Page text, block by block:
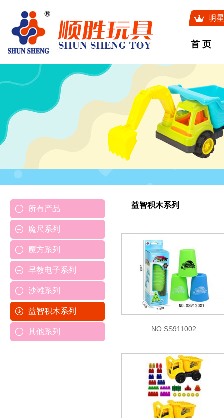
明
首 页
所有产品
魔尺系列
魔方系列
早教电子系列
沙滩系列
益智积木系列
其他系列
益智积木系列
NO.SS911002